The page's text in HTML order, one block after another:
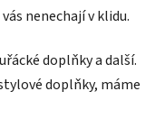
nenechají v klidu.
doplňky a další.
doplňky, máme